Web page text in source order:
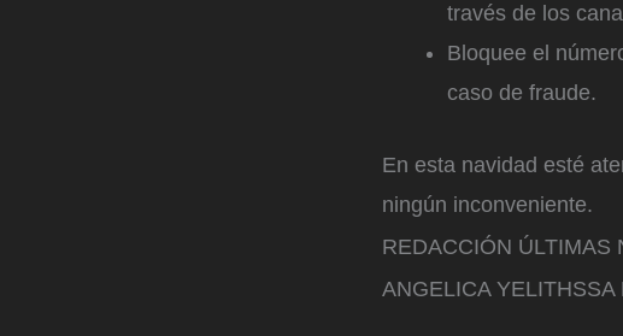
través de los
Bloquee el
caso de fraude.
En esta navidad esté
ningún inconveniente.
REDACCIÓN ÚLTIMAS
ANGELICA YELITHSSA